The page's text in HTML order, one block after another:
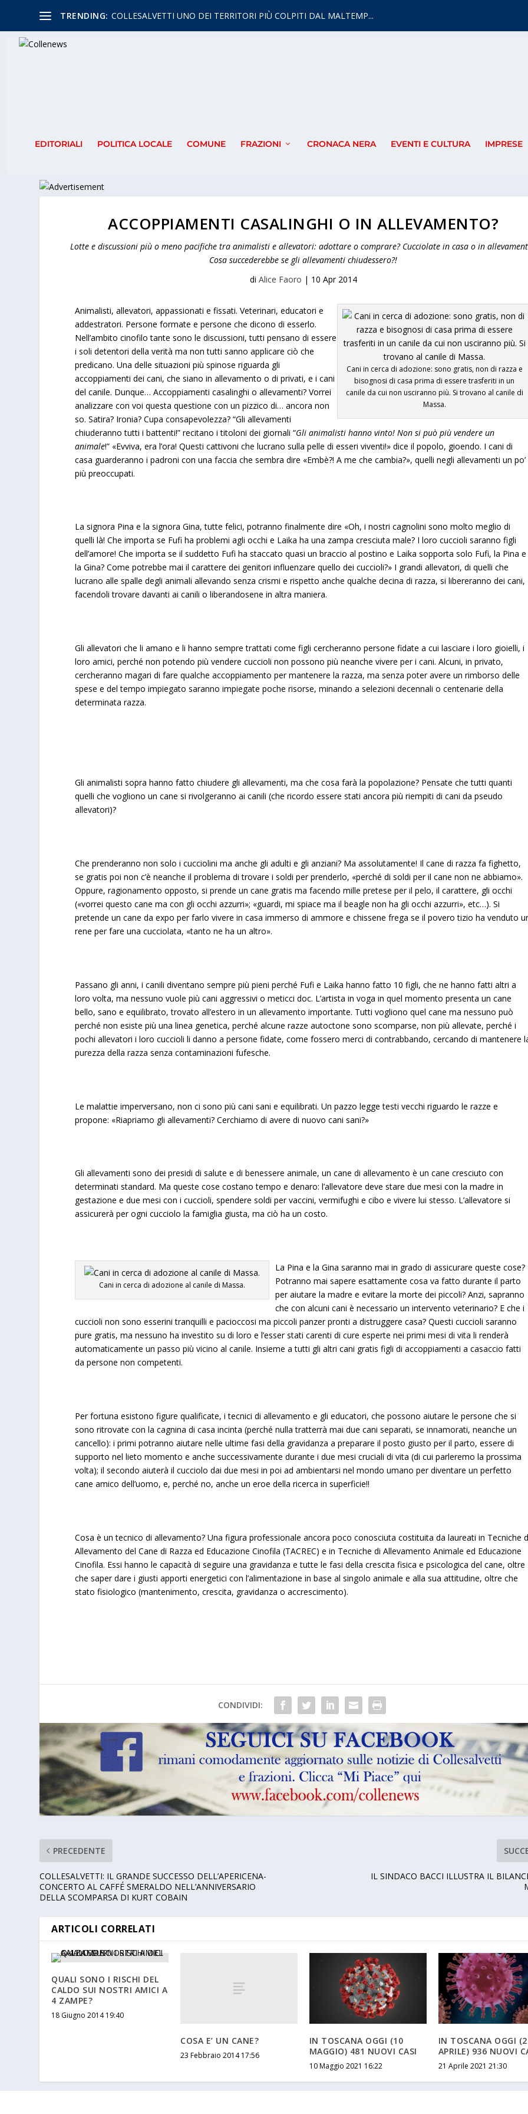
TRENDING: COLLESALVETTI UNO DEI TERRITORI PIÙ COLPITI DAL MALTEMP...
EDITORIALI POLITICA LOCALE COMUNE FRAZIONI CRONACA NERA EVENTI E CULTURA IMPRESE
ACCOPPIAMENTI CASALINGHI O IN ALLEVAMENTO?
Lotte e discussioni più o meno pacifiche tra animalisti e allevatori: adottare o comprare? Cucciolate in casa o in
Cosa succederebbe se gli allevamenti chiudessero?!
di Alice Faoro | 10 Apr 2014
Cani in cerca di adozione: sono gratis, non di razza e
bisognosi di casa prima di essere trasferiti in un
canile da cui non usciranno più. Si trovano al canile di
Massa.
Animalisti, allevatori, appassionati e fissati. Veterinari, educatori e
addestratori. Persone formate e persone che dicono di esserlo.
Nell’ambito cinofilo tante sono le discussioni, tutti pensano di essere
i soli detentori della verità ma non tutti sanno applicare ciò che
predicano. Una delle situazioni più spinose riguarda gli
accoppiamenti dei cani, che siano in allevamento o di privati, e i cani
del canile. Dunque… Accoppiamenti casalinghi o allevamenti? Vorrei
analizzare con voi questa questione con un pizzico di… ancora non
so. Satira? Ironia? Cupa consapevolezza?“Gli allevamenti
chiuderanno tutti i battenti!”recitano i titoloni dei giornali “Gli animalisti hanno vinto! Non si può più vendere un
animale!” «Evviva, era l’ora! Questi cattivoni che lucrano sulla pelle di esseri viventi!» dice il popolo, gioendo. I cani di
casa guarderanno i padroni con una faccia che sembra dire «Embè?! A me che cambia?», quelli negli allevamenti un po’
più preoccupati.
La signora Pina e la signora Gina, tutte felici, potranno finalmente dire «Oh, i nostri cagnolini sono molto meglio di
quelli là! Che importa se Fufi ha problemi agli occhi e Laika ha una zampa cresciuta male? I loro cuccioli saranno figli
dell’amore! Che importa se il suddetto Fufi ha staccato quasi un braccio al postino e Laika sopporta solo Fufi, la Pina e
la Gina? Come potrebbe mai il carattere dei genitori influenzare quello dei cuccioli?» I grandi allevatori, di quelli che
lucrano alle spalle degli animali allevando senza crismi e rispetto anche qualche decina di razza, si libereranno dei cani,
facendoli trovare davanti ai canili o liberandosene in altra maniera.
Gli allevatori che li amano e li hanno sempre trattati come figli cercheranno persone fidate a cui lasciare i loro gioielli, i
loro amici, perché non potendo più vendere cuccioli non possono più neanche vivere per i cani. Alcuni, in privato,
cercheranno magari di fare qualche accoppiamento per mantenere la razza, ma senza poter avere un rimborso delle
spese e del tempo impiegato saranno impiegate poche risorse, minando a selezioni decennali o centenarie della
determinata razza.
Gli animalisti sopra hanno fatto chiudere gli allevamenti, ma che cosa farà la popolazione? Pensate che tutti quanti
quelli che vogliono un cane si rivolgeranno ai canili (che ricordo essere stati ancora più riempiti di cani da pseudo
allevatori)?
Che prenderanno non solo i cucciolini ma anche gli adulti e gli anziani? Ma assolutamente! Il cane di razza fa fighetto,
se gratis poi non c’è neanche il problema di trovare i soldi per prenderlo, «perché di soldi per il cane non ne abbiamo».
Oppure, ragionamento opposto, si prende un cane gratis ma facendo mille pretese per il pelo, il carattere, gli occhi
(«vorrei questo cane ma con gli occhi azzurri»; «guardi, mi spiace ma il beagle non ha gli occhi azzurri», etc…). Si
pretende un cane da expo per farlo vivere in casa immerso di ammore e chissene frega se il povero tizio ha venduto
rene per fare una cucciolata, «tanto ne ha un altro».
Passano gli anni, i canili diventano sempre più pieni perché Fufi e Laika hanno fatto 10 figli, che ne hanno fatti altri a
loro volta, ma nessuno vuole più cani aggressivi o meticci doc. L’artista in voga in quel momento presenta un cane
bello, sano e equilibrato, trovato all’estero in un allevamento importante. Tutti vogliono quel cane ma nessuno può
perché non esiste più una linea genetica, perché alcune razze autoctone sono scomparse, non più allevate, perché i
pochi allevatori i loro cuccioli li danno a persone fidate, come fossero merci di contrabbando, cercando di mantenere
purezza della razza senza contaminazioni fufesche.
Le malattie imperversano, non ci sono più cani sani e equilibrati. Un pazzo legge testi vecchi riguardo le razze e
propone: «Riapriamo gli allevamenti? Cerchiamo di avere di nuovo cani sani?»
Gli allevamenti sono dei presidi di salute e di benessere animale, un cane di allevamento è un cane cresciuto con
determinati standard. Ma queste cose costano tempo e denaro: l’allevatore deve stare due mesi con la madre in
gestazione e due mesi con i cuccioli, spendere soldi per vaccini, vermifughi e cibo e vivere lui stesso. L’allevatore si
assicurerà per ogni cucciolo la famiglia giusta, ma ciò ha un costo.
Cani in cerca di adozione al canile di Massa.
La Pina e la Gina saranno mai in grado di assicurare queste cose?
Potranno mai sapere esattamente cosa va fatto durante il parto
per aiutare la madre e evitare la morte dei piccoli? Anzi, sapranno
che con alcuni cani è necessario un intervento veterinario? E che i
cuccioli non sono esserini tranquilli e pacioccosi ma piccoli panzer pronti a distruggere casa? Questi cuccioli saranno
pure gratis, ma nessuno ha investito su di loro e l’esser stati carenti di cure esperte nei primi mesi di vita li renderà
automaticamente un passo più vicino al canile. Insieme a tutti gli altri cani gratis figli di accoppiamenti a casaccio fatti
da persone non competenti.
Per fortuna esistono figure qualificate, i tecnici di allevamento e gli educatori, che possono aiutare le persone che si
sono ritrovate con la cagnina di casa incinta (perché nulla tratterrà mai due cani separati, se innamorati, neanche un
cancello): i primi potranno aiutare nelle ultime fasi della gravidanza a preparare il posto giusto per il parto, essere di
supporto nel lieto momento e anche successivamente durante i due mesi cruciali di vita (di cui parleremo la prossima
volta); il secondo aiuterà il cucciolo dai due mesi in poi ad ambientarsi nel mondo umano per diventare un perfetto
cane amico dell’uomo, e, perché no, anche un eroe della ricerca in superficie!!
Cosa è un tecnico di allevamento? Una figura professionale ancora poco conosciuta costituita da laureati in Tecniche
Allevamento del Cane di Razza ed Educazione Cinofila (TACREC) e in Tecniche di Allevamento Animale ed Educazione
Cinofila. Essi hanno le capacità di seguire una gravidanza e tutte le fasi della crescita fisica e psicologica del cane, oltre
che saper dare i giusti apporti energetici con l’alimentazione in base al singolo animale e alla sua attitudine, oltre che
stato fisiologico (mantenimento, crescita, gravidanza o accrescimento).
CONDIVIDI:
PRECEDENTE
COLLESALVETTI: IL GRANDE SUCCESSO DELL’APERICENA-
CONCERTO AL CAFFÉ SMERALDO NELL’ANNIVERSARIO
DELLA SCOMPARSA DI KURT COBAIN
IL SINDACO BACCI ILLUSTRA IL
ARTICOLI CORRELATI
QUALI SONO I RISCHI DEL
CALDO SUI NOSTRI AMICI A
4 ZAMPE?
18 Giugno 2014 19:40
COSA E’ UN CANE?
23 Febbraio 2014 17:56
IN TOSCANA OGGI (10
MAGGIO) 481 NUOVI CASI
10 Maggio 2021 16:22
IN TOSCANA OGGI
APRILE) 936 NUOVI
21 Aprile 2021 21:30